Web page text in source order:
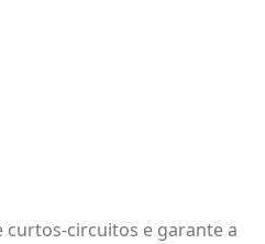
circuitos e garante a